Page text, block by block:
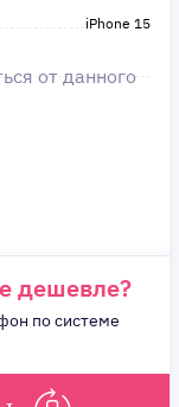
iPhone 15
от данного
дешевле?
по системе